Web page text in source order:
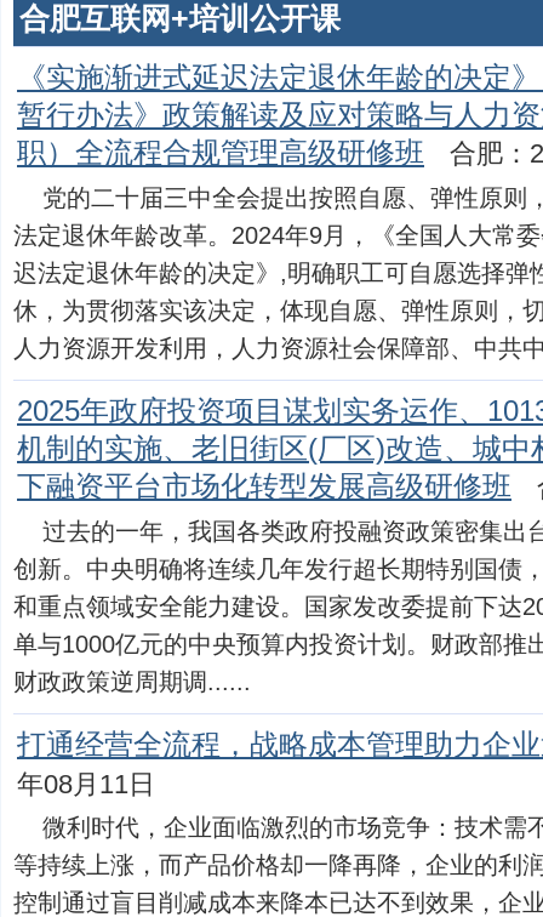
合肥互联网+培训公开课
《实施渐进式延迟法定退休年龄的决定
暂行办法》政策解读及应对策略与人力
职）全流程合规管理高级研修班
合肥：
党的二十届三中全会提出按照自愿、弹性原则
法定退休年龄改革。2024年9月，《全国人大常
迟法定退休年龄的决定》,明确职工可自愿选择弹
休，为贯彻落实该决定，体现自愿、弹性原则，
人力资源开发利用，人力资源社会保障部、中共
2025年政府投资项目谋划实务运作、
机制的实施、老旧街区(厂区)改造、城中
下融资平台市场化转型发展高级研修班
过去的一年，我国各类政府投融资政策密集出
创新。中央明确将连续几年发行超长期特别国债
和重点领域安全能力建设。国家发改委提前下达
单与1000亿元的中央预算内投资计划。财政部推
财政政策逆周期调......
打通经营全流程，战略成本管理助力企
年08月11日
微利时代，企业面临激烈的市场竞争：技术需
等持续上涨，而产品价格却一降再降，企业的利
控制通过盲目削减成本来降本已达不到效果，企